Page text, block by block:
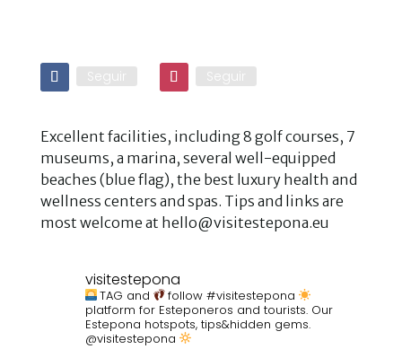
Seguir Seguir
Excellent facilities, including 8 golf courses, 7
museums, a marina, several well-equipped
beaches (blue flag), the best luxury health and
wellness centers and spas. Tips and links are
most welcome at hello@visitestepona.eu
visitestepona
TAG and
follow #visitestepona
platform for Esteponeros and tourists. Our
Estepona hotspots, tips&hidden gems.
@visitestepona